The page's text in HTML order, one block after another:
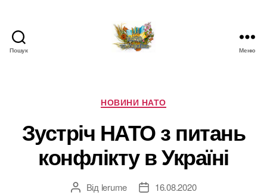
Пошук
Новини
про
НАТО
в
Україні
Меню
Категорії
НОВИНИ НАТО
Зустріч НАТО з питань
конфлікту в Україні
Автор
Від lerume
Дата16.08.2020